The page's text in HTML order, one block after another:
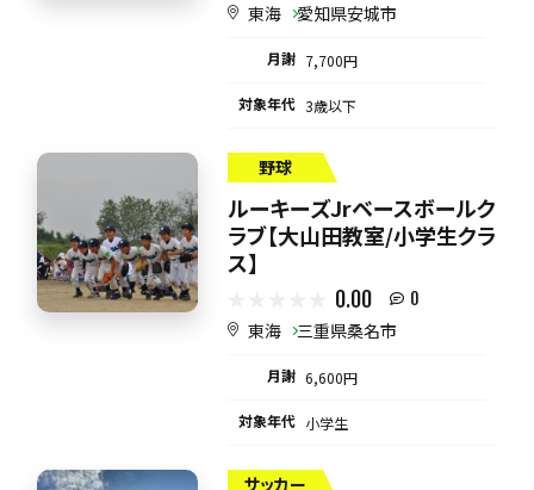
東海 愛知県安城市
月謝 7,700円
対象年代 3歳以下
野球
ルーキーズJrベースボールク
ラブ【大山田教室/小学生クラ
ス】
0.00 0
東海 三重県桑名市
月謝 6,600円
対象年代 小学生
サッカー